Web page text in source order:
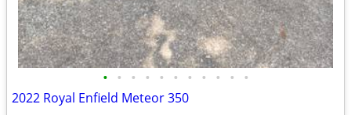
• • • • • • • • • • •
2022 Royal Enfield Meteor 350